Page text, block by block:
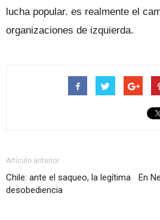
lucha popular. es realmente el
organizaciones de izquierda.
Artículo anterior
Chile: ante el saqueo, la legítima
desobediencia
En